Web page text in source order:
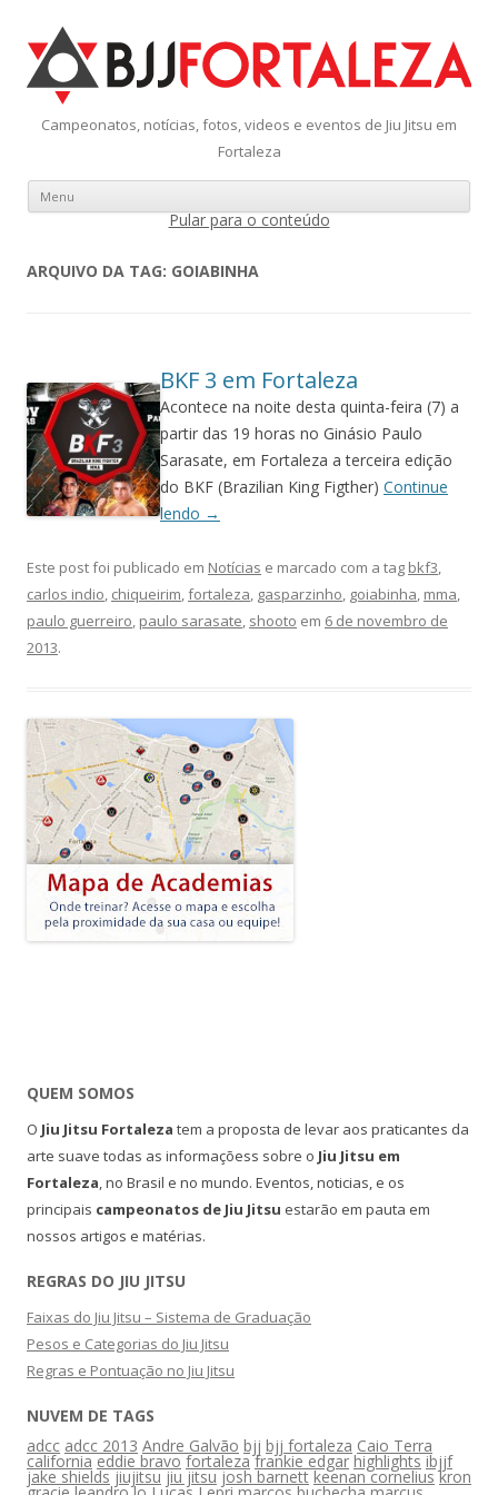
Campeonatos, notícias, fotos, videos e eventos de Jiu Jitsu em
Fortaleza
Menu
Pular para o conteúdo
ARQUIVO DA TAG: GOIABINHA
BKF 3 em Fortaleza
Acontece na noite desta quinta-feira (7) a
partir das 19 horas no Ginásio Paulo
Sarasate, em Fortaleza a terceira edição
do BKF (Brazilian King Figther) Continue
lendo →
Este post foi publicado em Notícias e marcado com a tag bkf3,
carlos indio, chiqueirim,fortaleza, gasparzinho, goiabinha, mma,
paulo guerreiro, paulo sarasate, shooto em 6 de novembro de
2013.
QUEM SOMOS
O Jiu Jitsu Fortaleza tem a proposta de levar aos praticantes da
arte suave todas as informaçõess sobre o Jiu Jitsu em
Fortaleza, no Brasil e no mundo. Eventos, noticias, e os
principais campeonatos de Jiu Jitsu estarão em pauta em
nossos artigos e matérias.
REGRAS DO JIU JITSU
Faixas do Jiu Jitsu – Sistema de Graduação
Pesos e Categorias do Jiu Jitsu
Regras e Pontuação no Jiu Jitsu
NUVEM DE TAGS
adcc adcc 2013 Andre Galvão bjj bjj fortaleza Caio Terra
california eddie bravo fortaleza frankie edgar highlights ibjjf
jake shields jiujitsu jiu jitsu josh barnett keenan cornelius kron